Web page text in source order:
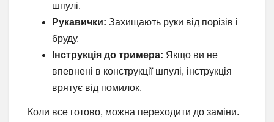
шпулі.
Рукавички: Захищають руки від порізів і
бруду.
Інструкція до тримера: Якщо ви не
впевнені в конструкції шпулі, інструкція
врятує від помилок.
Коли все готово, можна переходити до заміни.